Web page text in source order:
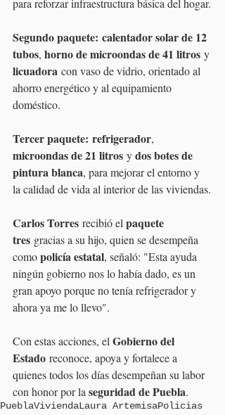
para reforzar infraestructura básica del hogar.
Segundo paquete: calentador solar de 12
tubos, horno de microondas de 41 litros y
licuadora con vaso de vidrio, orientado al
ahorro energético y al equipamiento
doméstico.
Tercer paquete: refrigerador,
microondas de 21 litros y dos botes de
pintura blanca, para mejorar el entorno y
la calidad de vida al interior de las viviendas.
Carlos Torres recibió el paquete
tres gracias a su hijo, quien se desempeña
como policía estatal, señaló: "Esta ayuda
ningún gobierno nos lo había dado, es un
gran apoyo porque no tenía refrigerador y
ahora ya me lo llevo".
Con estas acciones, el Gobierno del
Estado reconoce, apoya y fortalece a
quienes todos los días desempeñan su labor
con honor por la seguridad de Puebla.
PueblaViviendaLaura ArtemisaPolicias